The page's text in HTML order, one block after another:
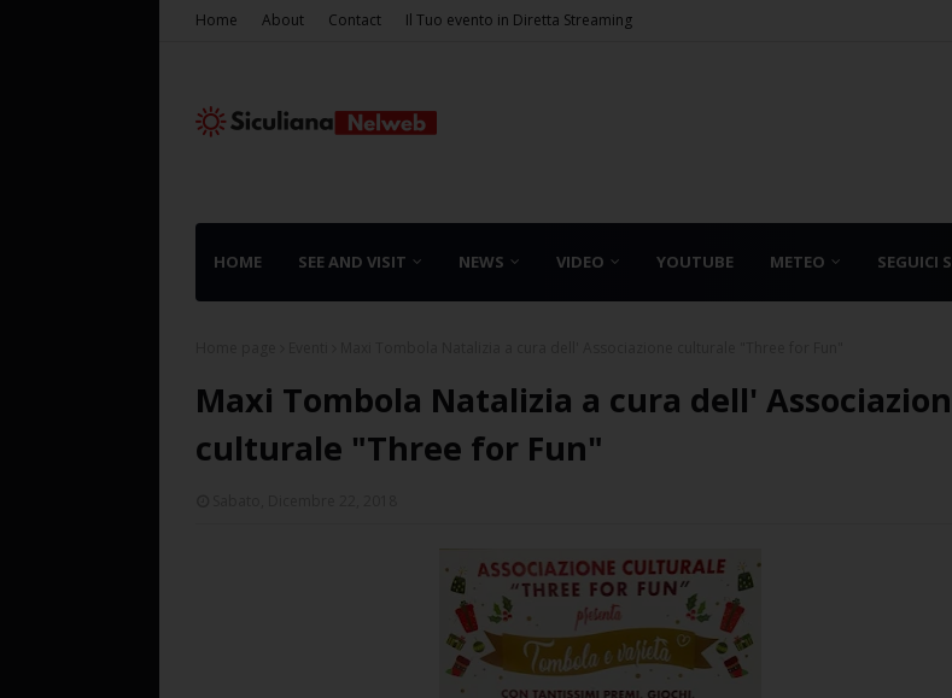
Home About Contact Il Tuo evento in Diretta Streaming
HOME SEE AND VISIT NEWS VIDEO YOUTUBE METEO SEGUICI
Maxi Tombola Natalizia a cura dell'
culturale "Three for Fun"